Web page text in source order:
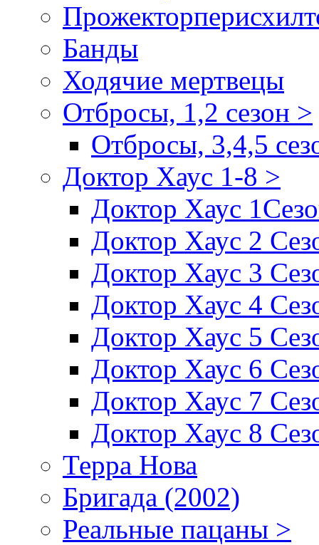
Банды
Ходячие мертвецы
Отбросы, 1,2 сезон >
Отбросы, 3,4,5
Доктор Хаус 1-8 >
Доктор Хаус
Доктор Хаус 2
Доктор Хаус 3
Доктор Хаус 4
Доктор Хаус 5
Доктор Хаус 6
Доктор Хаус 7
Доктор Хаус 8
Терра Нова
Бригада (2002)
Реальные пацаны >